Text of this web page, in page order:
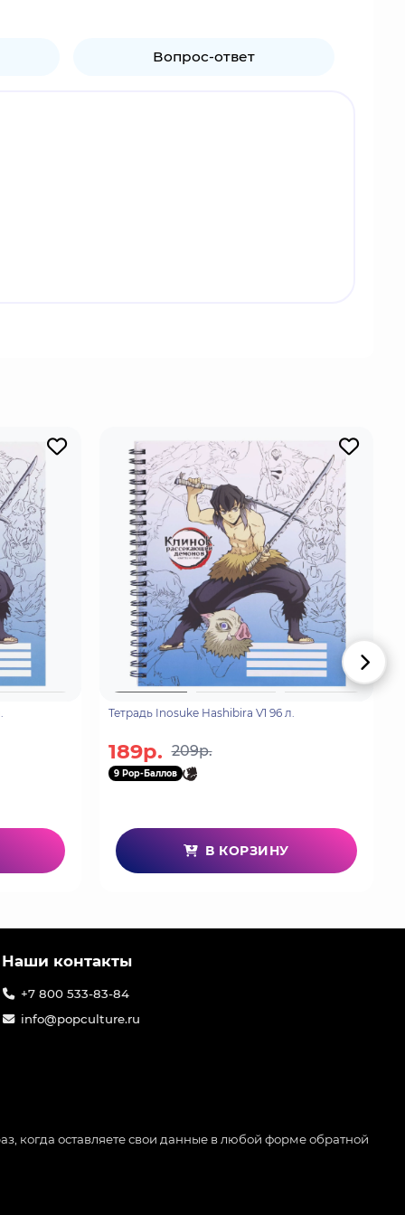
Вопрос-ответ
Тетрадь Inosuke Hashibira V1 96 л.
189р. 209р.
9 Pop-Баллов
В КОРЗИНУ
Наши контакты
+7 800 533-83-84
info@popculture.ru
когда оставляете свои данные в любой форме обратной